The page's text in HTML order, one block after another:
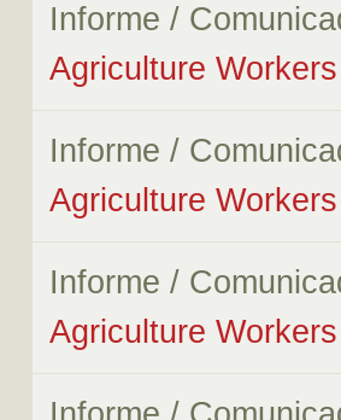
Informe /
Agriculture
Informe /
Agriculture
Informe /
Agriculture